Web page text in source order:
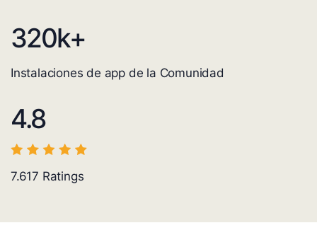
320k+
Instalaciones de app de la Comunidad
4.8
7.617 Ratings